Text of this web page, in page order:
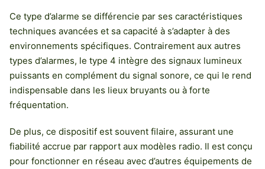
Ce type d’alarme se différencie par ses caractéristiques
techniques avancées et sa capacité à s’adapter à des
environnements spécifiques. Contrairement aux autres
types d’alarmes, le type 4 intègre des signaux lumineux
puissants en complément du signal sonore, ce qui le rend
indispensable dans les lieux bruyants ou à forte
fréquentation.
De plus, ce dispositif est souvent filaire, assurant une
fiabilité accrue par rapport aux modèles radio. Il est conçu
pour fonctionner en réseau avec d’autres équipements de